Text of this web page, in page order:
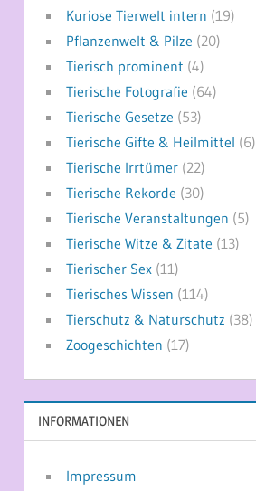
Kuriose Tierwelt intern (19)
Pflanzenwelt & Pilze (20)
Tierisch prominent (4)
Tierische Fotografie (64)
Tierische Gesetze (53)
Tierische Gifte & Heilmittel (6)
Tierische Irrtümer(22)
Tierische Rekorde (30)
Tierische Veranstaltungen (5)
Tierische Witze & Zitate (13)
Tierischer Sex(11)
Tierisches Wissen (114)
Tierschutz & Naturschutz (38)
Zoogeschichten (17)
INFORMATIONEN
Impressum